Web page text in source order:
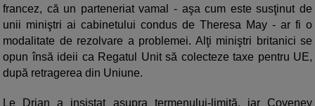
francez, că un parteneriat vamal - aşa cum este susţinut de
unii miniştri ai cabinetului condus de Theresa May - ar fi o
modalitate de rezolvare a problemei. Alţi miniştri britanici se
opun însă ideii ca Regatul Unit să colecteze taxe pentru UE,
după retragerea din Uniune.
Le Drian a insistat asupra termenului-limită, iar Coveney